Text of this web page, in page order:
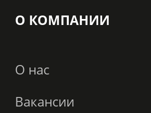
О КОМПАНИИ
О нас
Вакансии